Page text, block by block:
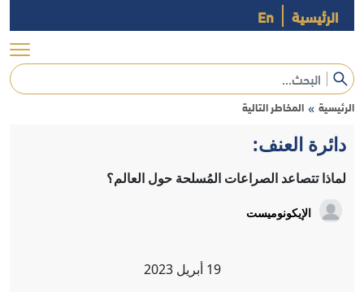
الرئيسية En
الرئيسية » المخاطر التالية
دائرة العنف:
لماذا تتصاعد الصراعات المُسلحة حول العالم؟
الإيكونوميست
19 أبريل 2023